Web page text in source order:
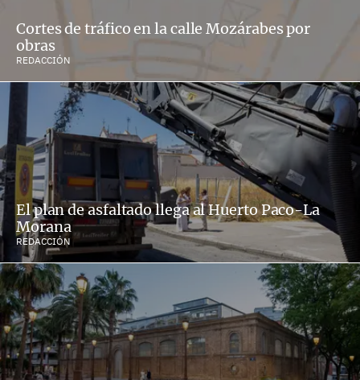
Cortes de tráfico en la calle Mozárabes por
obras
REDACCIÓN
El plan de asfaltado llega al Huerto Paco-La
Morana
REDACCIÓN